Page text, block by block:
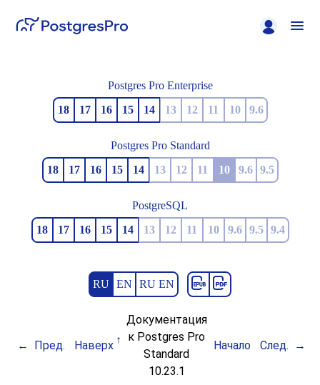
Postgres Pro Enterprise
18
17 16 15 14 13 12 11 10 9.6
Postgres Pro Standard
18
17 16 15 14 13 12 11 10 9.6 9.5
PostgreSQL
18
17 16 15 14 13 12 11 10 9.6 9.5 9.4
RU EN RU EN
Пред. Наверх
Документация
к Postgres Pro
Standard
10.23.1
Начало След.